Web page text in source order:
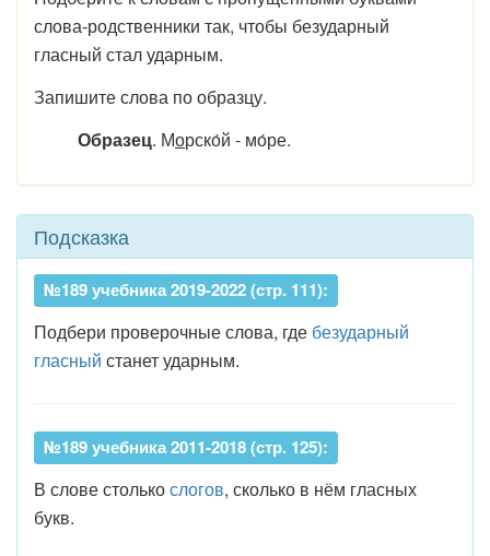
слова-родственники так, чтобы безударный
гласный стал ударным.
Запишите слова по образцу.
Образец. Морско́й - мо́ре.
Подсказка
№189 учебника 2019-2022 (стр. 111):
Подбери проверочные слова, где безударный
гласный станет ударным.
№189 учебника 2011-2018 (стр. 125):
В слове столькослогов, сколько в нём гласных
букв.